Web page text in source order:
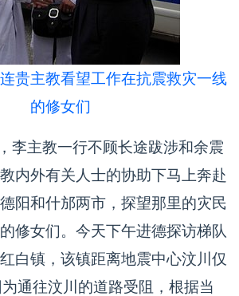
贵主教看望工作在抗震救灾一线
的修女们
李主教一行不顾长途跋涉和余震
内外有关人士的协助下马上奔赴
阳和什邡两市，探望那里的灾民
修女们。今天下午进德探访梯队
白镇，该镇距离地震中心汶川仅
通往汶川的道路受阻，根据当